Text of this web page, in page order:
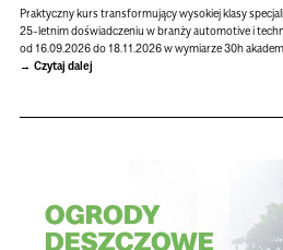
Praktyczny kurs transformujący wysokiej klasy
25-letnim doświadczeniu w branży automotive i
od 16.09.2026 do 18.11.2026 w wymiarze 30h
Czytaj dalej